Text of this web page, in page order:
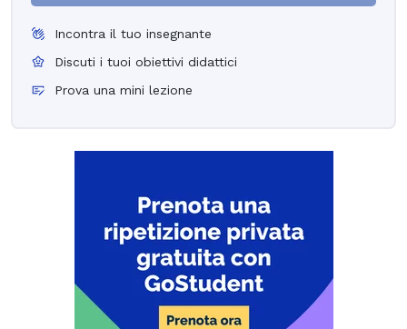
Incontra il tuo insegnante
Discuti i tuoi obiettivi didattici
Prova una mini lezione